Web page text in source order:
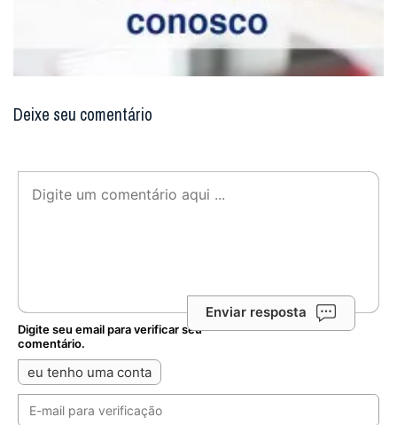
Deixe seu comentário
Enviar resposta
Digite seu email para verificar seu
comentário.
eu tenho uma conta